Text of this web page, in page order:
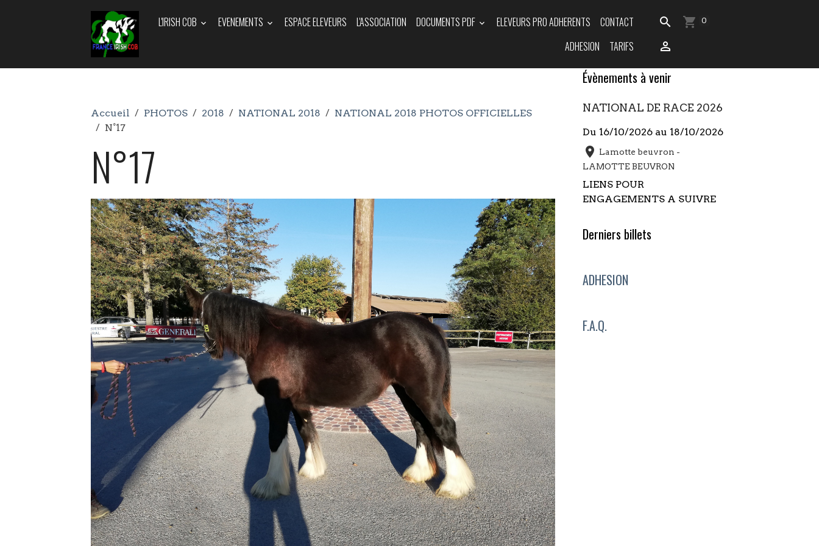
L'IRISH COB EVENEMENTS ESPACE ELEVEURS L'ASSOCIATION DOCUMENTS PDF ELEVEURS PRO ADHERENTS
CONTACT
ADHESION
TARIFS
0
Accueil PHOTOS 2018 NATIONAL 2018
NATIONAL 2018 PHOTOS OFFICIELLES
N°17
N°17
Évènements à venir
NATIONAL DE RACE 2026
Du 16/10/2026 au 18/10/2026
Lamotte beuvron -
LAMOTTE BEUVRON
LIENS POUR
ENGAGEMENTS A SUIVRE
Derniers billets
ADHESION
F.A.Q.